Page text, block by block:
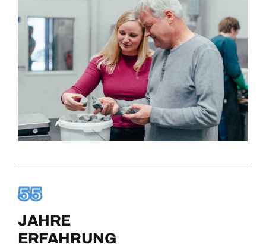
55
JAHRE
ERFAHRUNG